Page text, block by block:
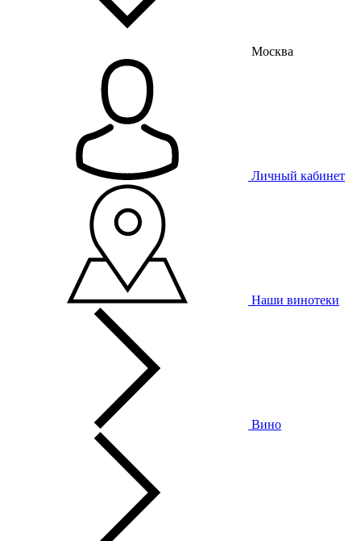
Москва
Личный кабинет
Наши винотеки
Вино